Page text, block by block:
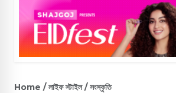
Home / লাইফ স্টাইল / সংস্কৃতি